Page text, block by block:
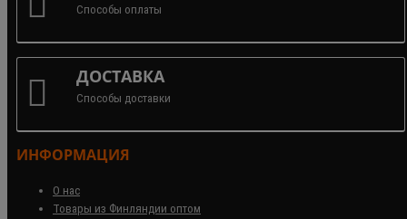
Способы оплаты
ДОСТАВКА
Способы доставки
ИНФОРМАЦИЯ
О нас
Товары из Финляндии оптом